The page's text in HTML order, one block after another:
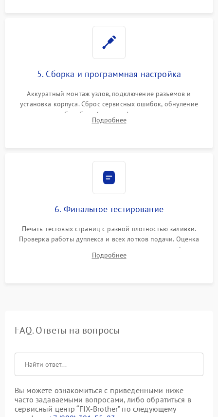
5. Сборка и программная настройка
Аккуратный монтаж узлов, подключение разъемов и
установка корпуса. Сброс сервисных ошибок, обнуление
счетчиков абсорбера (памперса) или узла переноса,
обновление прошивки и программная калибровка аппарата.
Подробнее
6. Финальное тестирование
Печать тестовых страниц с разной плотностью заливки.
Проверка работы дуплекса и всех лотков подачи. Оценка
качества запекания тонера и полное отсутствие дефектов
изображения перед выдачей готового устройства.
Подробнее
FAQ. Ответы на вопросы
Вы можете ознакомиться с приведенными ниже
часто задаваемыми вопросами, либо обратиться в
сервисный центр “FIX-Brother” по следующему